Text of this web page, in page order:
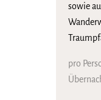
sowie
pro